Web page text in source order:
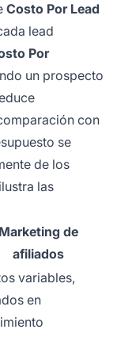
Costo Por Lead
lead
Por
un prospecto
con
se
de los
las
Marketing de
afiliados
variables,
en